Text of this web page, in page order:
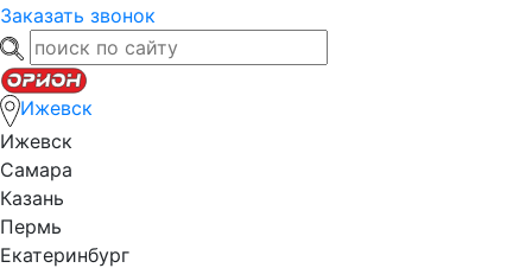
Заказать звонок
Ижевск
Ижевск
Самара
Казань
Пермь
Екатеринбург